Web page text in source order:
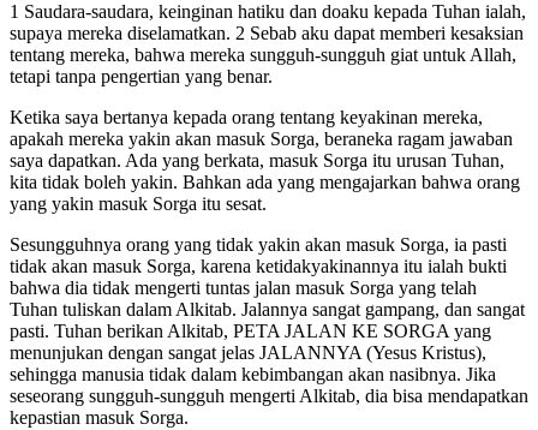
1 Saudara-saudara, keinginan hatiku dan doaku kepada Tuhan ialah,
supaya mereka diselamatkan. 2 Sebab aku dapat memberi kesaksian
tentang mereka, bahwa mereka sungguh-sungguh giat untuk Allah,
tetapi tanpa pengertian yang benar.
Ketika saya bertanya kepada orang tentang keyakinan mereka,
apakah mereka yakin akan masuk Sorga, beraneka ragam jawaban
saya dapatkan. Ada yang berkata, masuk Sorga itu urusan Tuhan,
kita tidak boleh yakin. Bahkan ada yang mengajarkan bahwa orang
yang yakin masuk Sorga itu sesat.
Sesungguhnya orang yang tidak yakin akan masuk Sorga, ia pasti
tidak akan masuk Sorga, karena ketidakyakinannya itu ialah bukti
bahwa dia tidak mengerti tuntas jalan masuk Sorga yang telah
Tuhan tuliskan dalam Alkitab. Jalannya sangat gampang, dan sangat
pasti. Tuhan berikan Alkitab, PETA JALAN KE SORGA yang
menunjukan dengan sangat jelas JALANNYA (Yesus Kristus),
sehingga manusia tidak dalam kebimbangan akan nasibnya. Jika
seseorang sungguh-sungguh mengerti Alkitab, dia bisa mendapatkan
kepastian masuk Sorga.